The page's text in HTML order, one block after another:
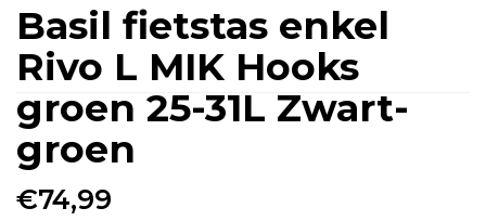
Basil fietstas enkel
Rivo L MIK Hooks
groen 25-31L Zwart-
groen
€74,99